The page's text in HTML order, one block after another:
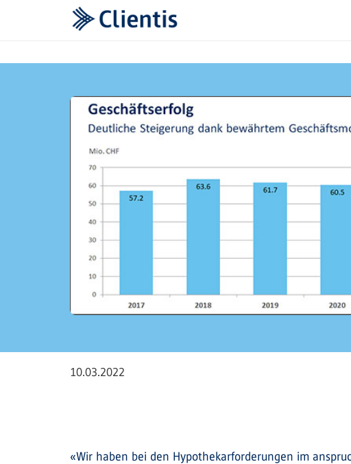
10.03.2022
«Wir haben bei den Hypothekarforderungen im